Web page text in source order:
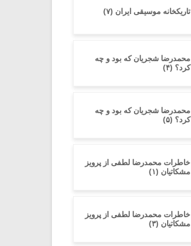
تاریکخانه موسیقی ایران (۷)
محمدرضا شجریان که بود و چه
کرد؟ (۴)
محمدرضا شجریان که بود و چه
کرد؟ (۵)
خاطرات محمدرضا لطفی از پرویز
مشکاتیان (۱)
خاطرات محمدرضا لطفی از پرویز
مشکاتیان (۳)